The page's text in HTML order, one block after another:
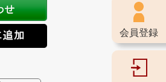
会員登録